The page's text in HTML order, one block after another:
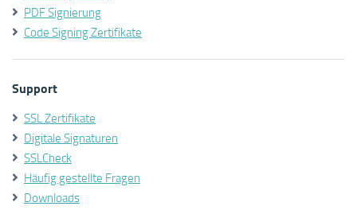
PDF Signierung
Code Signing Zertifikate
Support
SSL Zertifikate
Digitale Signaturen
SSLCheck
Häufig gestellte Fragen
Downloads